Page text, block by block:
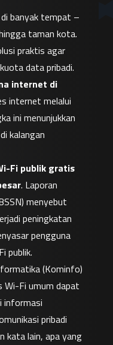
banyak tempat –
taman kota.
praktis agar
data pribadi.
internet di
internet melalui
ini menunjukkan
kalangan
Fi publik gratis
. Laporan
menyebut
peningkatan
pengguna
publik.
(Kominfo)
Wi-Fi umum dapat
informasi
pribadi
kata lain, apa yang